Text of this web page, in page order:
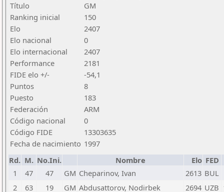
Título
GM
Ranking inicial
150
Elo
2407
Elo nacional
0
Elo internacional
2407
Performance
2181
FIDE elo +/-
-54,1
Puntos
8
Puesto
183
Federación
ARM
Código nacional
0
Código FIDE
13303635
Fecha de nacimiento 1997
Rd. M. No.Ini. Nombre Elo FED
1
47 47 GM Cheparinov, Ivan 2613 BUL
2
63 19 GM Abdusattorov, Nodirbek 2694 UZB